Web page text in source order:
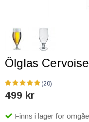
Ölglas
(20)
499 kr
Finns i lager för